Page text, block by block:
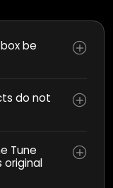
be
do not
Tune
original